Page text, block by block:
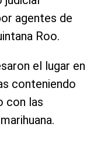
agentes de
Roo.
el lugar en
conteniendo
con las